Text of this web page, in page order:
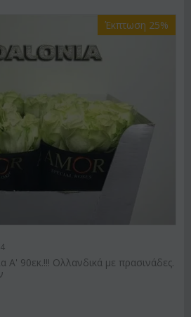
Έκπτωση 25%
Α' 90εκ.!!! Ολλανδικά με πρασινάδες.